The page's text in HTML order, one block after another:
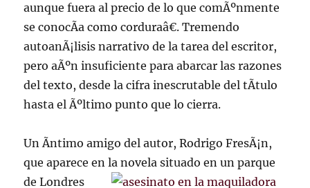
aunque fuera al precio de lo que comÃºnmente
se conocÃ­a como corduraâ€. Tremendo
autoanÃ¡lisis narrativo de la tarea del escritor,
pero aÃºn insuficiente para abarcar las razones
del texto, desde la cifra inescrutable del tÃ­tulo
hasta el Ãºltimo punto que lo cierra.
Un Ã­ntimo amigo del autor, Rodrigo FresÃ¡n,
que aparece en la novela situado en un parque
de Londres